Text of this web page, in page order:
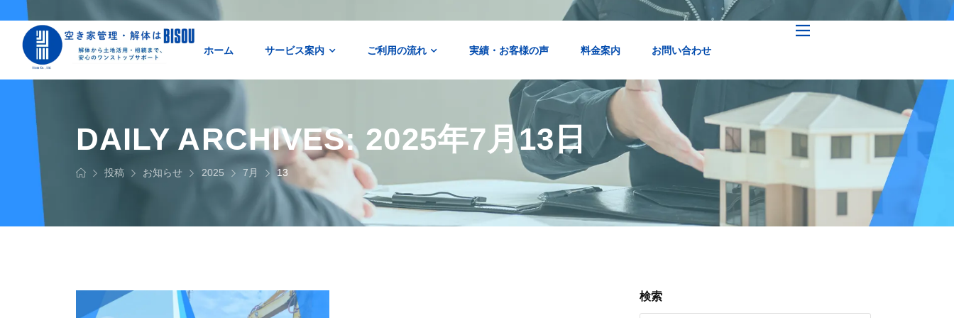
ホーム サービス案内 ご利用の流れ 実績・お客様の声 料金案内 お問い合わせ
DAILY ARCHIVES: 2025年7月13日
投稿 お知らせ 2025 7月 13
検索